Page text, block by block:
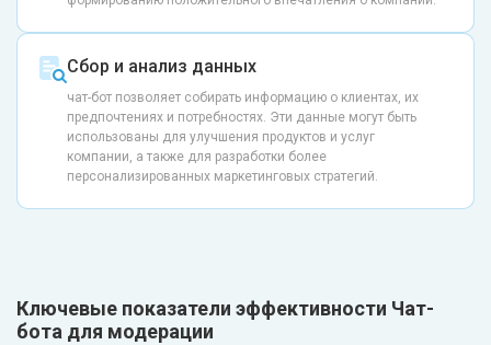
Сбор и анализ данных
чат-бот позволяет собирать информацию о клиентах, их
предпочтениях и потребностях. Эти данные могут быть
использованы для улучшения продуктов и услуг
компании, а также для разработки более
персонализированных маркетинговых стратегий.
Ключевые показатели эффективности Чат-
бота для модерации